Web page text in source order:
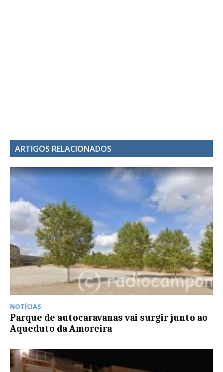
ARTIGOS RELACIONADOS
NOTÍCIAS
Parque de autocaravanas vai surgir junto ao
Aqueduto da Amoreira